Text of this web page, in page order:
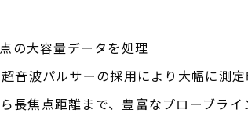
の大容量データを処理
波パルサーの採用により大幅に測定
焦点距離まで、豊富なプローブラ